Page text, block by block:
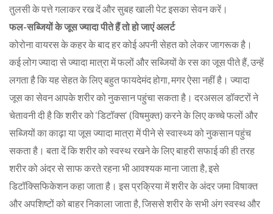
तुलसी के पत्ते गलाकर रख दें और सुबह खाली पेट इसका सेवन करें।
फल-सब्जियों के जूस ज्यादा पीते हैं तो हो जाएं अलर्ट
कोरोना वायरस के कहर के बाद हर कोई अपनी सेहत को लेकर जागरूक है।
कई लोग ज्यादा से ज्यादा मात्रा में फलों और सब्जियों के रस का जूस पीते हैं, उन्हें
लगता है कि यह सेहत के लिए बहुत फायदेमंद होगा, मगर ऐसा नहीं है। ज्यादा
जूस का सेवन आपके शरीर को नुकसान पहुंचा सकता है। दरअसल डॉक्टरों ने
चेतावनी दी है कि शरीर को ‘डिटॉक्स‘ (विषमुक्त) करने के लिए कच्चे फलों और
सब्जियों का काढ़ा या जूस ज्यादा मात्रा में पीने से स्वास्थ्य को नुकसान पहुंच
सकता है। बता दें कि शरीर को स्वस्थ रखने के लिए बाहरी सफाई की ही तरह
शरीर को अंदर से साफ करते रहना भी आवश्यक माना जाता है, इसे
डिटॉक्सिफिकेशन कहा जाता है। इस प्रक्रिया में शरीर के अंदर जमा विषाक्त
और अपशिष्टों को बाहर निकाला जाता है, जिससे शरीर के सभी अंग स्वस्थ और